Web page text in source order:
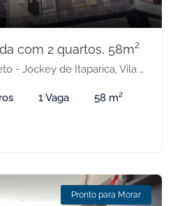
com 2 quartos, 58m²
de Itaparica, Vila Velha-ES
1 Vaga 58 m²
Pronto para Morar